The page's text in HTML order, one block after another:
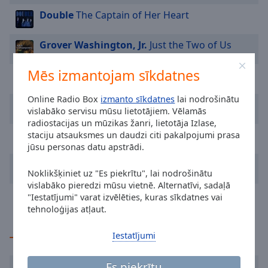
Mēs izmantojam sīkdatnes
Online Radio Box izmanto sīkdatnes lai nodrošinātu
vislabāko servisu mūsu lietotājiem. Vēlamās
radiostacijas un mūzikas žanri, lietotāja Izlase,
staciju atsauksmes un daudzi citi pakalpojumi prasa
jūsu personas datu apstrādi.
Noklikšķiniet uz "Es piekrītu", lai nodrošinātu
vislabāko pieredzi mūsu vietnē. Alternatīvi, sadaļā
"Iestatījumi" varat izvēlēties, kuras sīkdatnes vai
tehnoloģijas atļaut.
Iestatījumi
Background
Color
DoubleThe Captain of Her Heart
Grover Washington, Jr. Just the Two of Us
Marvin GayeWhat's Going On
Boz ScaggsLowdown
Sheryl CrowSoak up the Sun
Taylor Dayne Love Will Lead You Back
TOP mākslinieki